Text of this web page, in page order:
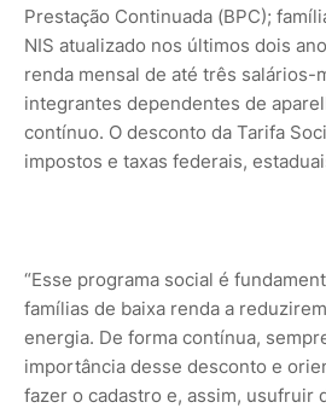
Prestação Continuada (BPC);
NIS atualizado nos últimos dois
renda mensal de até três salários-
integrantes dependentes de
contínuo. O desconto da Tarifa
impostos e taxas federais,
“Esse programa social é
famílias de baixa renda a
energia. De forma contínua,
importância desse desconto e
fazer o cadastro e, assim, usufruir